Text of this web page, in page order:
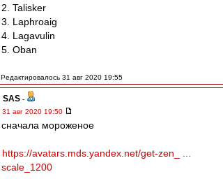
2. Talisker
3. Laphroaig
4. Lagavulin
5. Oban
Редактировалось 31 авг 2020 19:55
SAS -
31 авг 2020 19:50
сначала мороженое
https://avatars.mds.yandex.net/get-zen_ ...
scale_1200